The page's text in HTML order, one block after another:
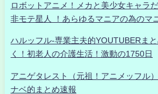
ロボットアニメ！メカと美少女キャラ
非モテ星人 ！あらゆるマニアの為のマ
ハルッフル-専業主夫的YOUTUBERま
く！初老人の介護生活！激動の1750日
アニゲタレスト（元祖！アニメッフル
ナベ的まとめ速報